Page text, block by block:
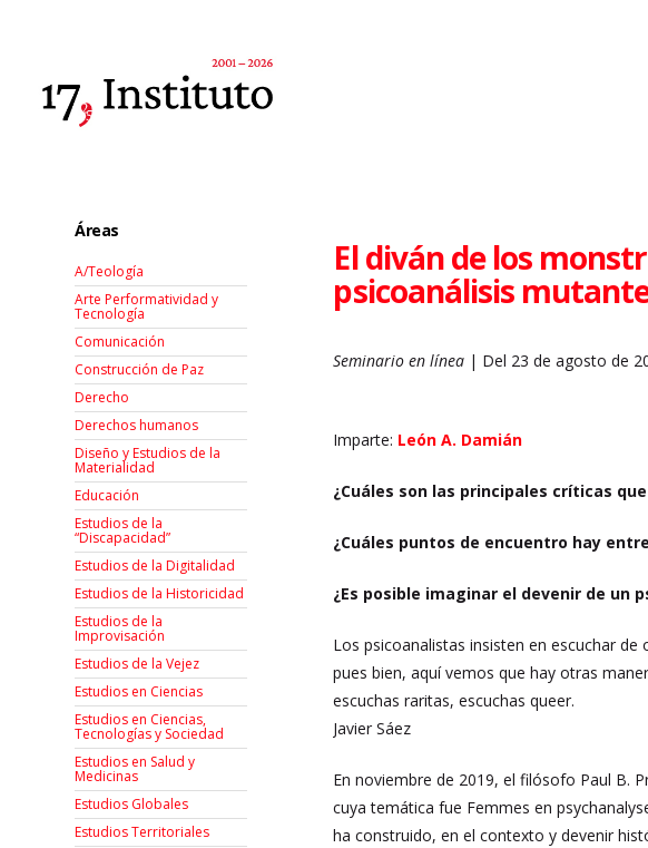
El diván de los
psicoanálisis
Seminario en línea | Del 23 de agosto de
Imparte: León A. Damián
¿Cuáles son las principales críticas
¿Cuáles puntos de encuentro hay
¿Es posible imaginar el devenir de un
Los psicoanalistas insisten en escuchar de
pues bien, aquí vemos que hay otras
escuchas raritas, escuchas queer.
Javier Sáez
En noviembre de 2019, el filósofo Paul B.
cuya temática fue Femmes en
ha construido, en el contexto y devenir
Áreas
A/Teología
Arte Performatividad y
Tecnología
Comunicación
Construcción de Paz
Derecho
Derechos humanos
Diseño y Estudios de la
Materialidad
Educación
Estudios de la
“Discapacidad”
Estudios de la Digitalidad
Estudios de la Historicidad
Estudios de la
Improvisación
Estudios de la Vejez
Estudios en Ciencias
Estudios en Ciencias,
Tecnologías y Sociedad
Estudios en Salud y
Medicinas
Estudios Globales
Estudios Territoriales